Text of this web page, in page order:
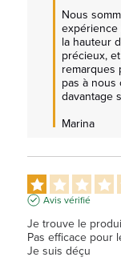
Nous
expérience
la hauteur
précieux,
remarques
pas à
davantage
Marina
Avis vérifié
Je trouve le
Pas efficace pour
Je suis déçu